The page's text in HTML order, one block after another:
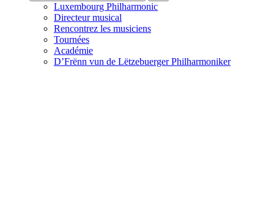
Luxembourg Philharmonic
Directeur musical
Rencontrez les musiciens
Tournées
Académie
D’Frënn vun de Lëtzebuerger Philharmoniker